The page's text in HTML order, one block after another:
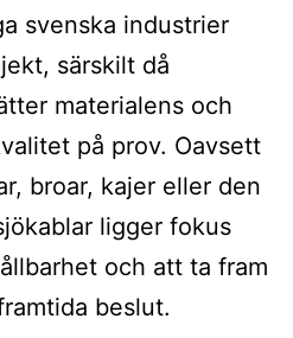
svenska industrier
särskilt då
materialens och
på prov. Oavsett
broar, kajer eller den
ligger fokus
och att ta fram
beslut.